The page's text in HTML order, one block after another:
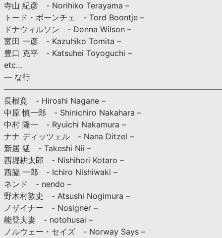
寺山 紀彦 - Norihiko Terayama –
トード・ボーンチェ - Tord Boontje –
ドナウィルソン - Donna Wilson –
富田 一彦 - Kazuhiko Tomita –
豊口 克平 - Katsuhei Toyoguchi –
etc…
— な行
長根寛 - Hiroshi Nagane –
中原 慎一郎 - Shinichiro Nakahara –
中村 隆一 - Ryuichi Nakamura –
ナナ ディッツェル - Nana Ditzel –
新居 猛 - Takeshi Nii –
西堀耕太郎 - Nishihori Kotaro –
西脇 一郎 - Ichiro Nishiwaki –
ネンド - nendo –
野木村敦史 - Atsushi Nogimura –
ノザイナー - Nosigner –
能登夫妻 - notohusai –
ノルウェー・セイズ - Norway Says –